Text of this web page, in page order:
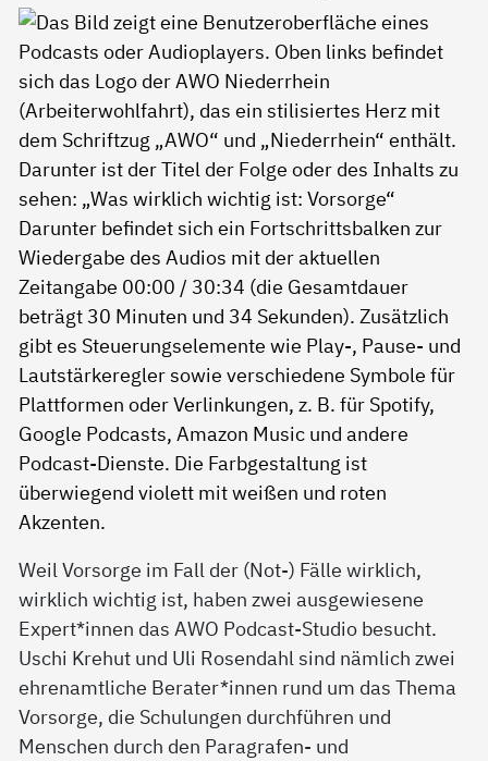
Weil Vorsorge im Fall der (Not-) Fälle wirklich,
wirklich wichtig ist, haben zwei ausgewiesene
Expert*innen das AWO Podcast-Studio besucht.
Uschi Krehut und Uli Rosendahl sind nämlich zwei
ehrenamtliche Berater*innen rund um das Thema
Vorsorge, die Schulungen durchführen und
Menschen durch den Paragrafen- und